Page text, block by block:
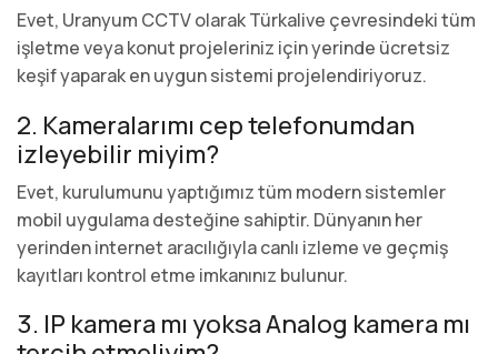
Evet, Uranyum CCTV olarak Türkalive çevresindeki tüm
işletme veya konut projeleriniz için yerinde ücretsiz
keşif yaparak en uygun sistemi projelendiriyoruz.
2. Kameralarımı cep telefonumdan
izleyebilir miyim?
Evet, kurulumunu yaptığımız tüm modern sistemler
mobil uygulama desteğine sahiptir. Dünyanın her
yerinden internet aracılığıyla canlı izleme ve geçmiş
kayıtları kontrol etme imkanınız bulunur.
3. IP kamera mı yoksa Analog kamera mı